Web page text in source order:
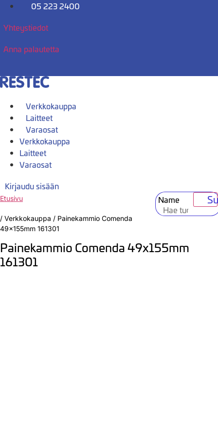
Mene
05 223 2400
Yhteystiedot
Anna palautetta
Verkkokauppa
Laitteet
Varaosat
Verkkokauppa
Laitteet
Varaosat
Kirjaudu sisään
Name
Etusivu
/ Verkkokauppa / Painekammio Comenda
49x155mm 161301
Painekammio Comenda 49x155mm
161301